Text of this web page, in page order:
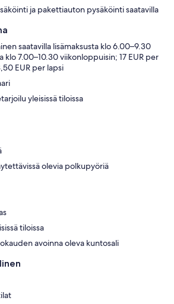
ja pakettiauton pysäköinti saatavilla
saatavilla lisämaksusta klo 6.00–9.30
klo 7.00–10.30 viikonloppuisin; 17 EUR per
EUR per lapsi
yleisissä tiloissa
olevia polkupyöriä
tiloissa
avoinna oleva kuntosali